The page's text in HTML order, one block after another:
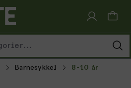
Barnesykkel 8-10 år